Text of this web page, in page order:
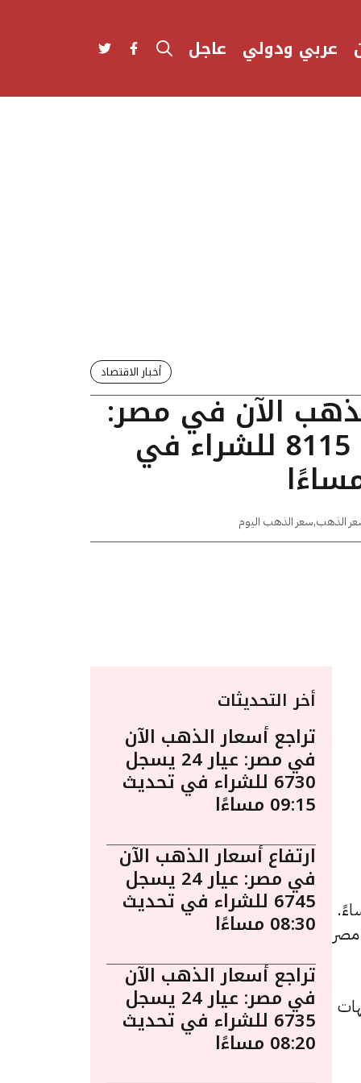
عربي ودولي عاجل
أخبار الاقتصاد
الآن في مصر:
عيار 24 يسجل 8115 للشراء في
الذهب,سعر الذهب اليوم
مصر ليوم الخميس 2 أبريل الساعة 7:40 مساءً.
بعد انخفاضًا بقيمة 5 جنيهات
أخر التحديثات
تراجع أسعار الذهب الآن
في مصر: عيار 24 يسجل
6730 للشراء في تحديث
09:15 مساءًا
ارتفاع أسعار الذهب الآن
في مصر: عيار 24 يسجل
6745 للشراء في تحديث
08:30 مساءًا
تراجع أسعار الذهب الآن
في مصر: عيار 24 يسجل
6735 للشراء في تحديث
08:20 مساءًا